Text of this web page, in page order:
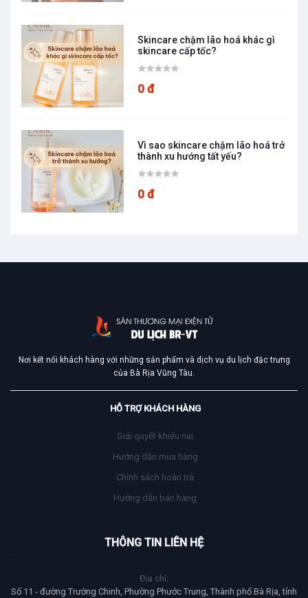
Skincare chậm lão hoá khác gì
skincare cấp tốc?
0 đ
Vì sao skincare chậm lão hoá trở
thành xu hướng tất yếu?
0 đ
Nơi kết nối khách hàng với những sản phẩm và dịch vụ du lịch đặc trưng
của Bà Rịa Vũng Tàu.
HỖ TRỢ KHÁCH HÀNG
Giải quyết khiếu nai
Hướng dẫn mua hàng
Chính sách hoàn trả
Hướng dẫn bán hàng
THÔNG TIN LIÊN HỆ
Địa chỉ:
Số 11 - đường Trường Chinh, Phường Phước Trung, Thành phố Bà Rịa, tỉnh